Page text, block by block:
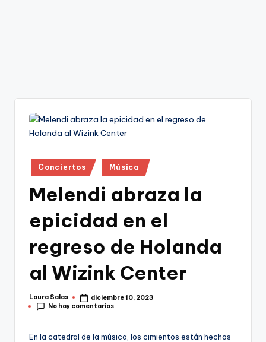
Publicado
en
Conciertos Música
Melendi abraza la
epicidad en el
regreso de Holanda
al Wizink Center
Publicado
por
Laura Salas
diciembre 10, 2023
No hay comentarios
En la catedral de la música, los cimientos están hechos